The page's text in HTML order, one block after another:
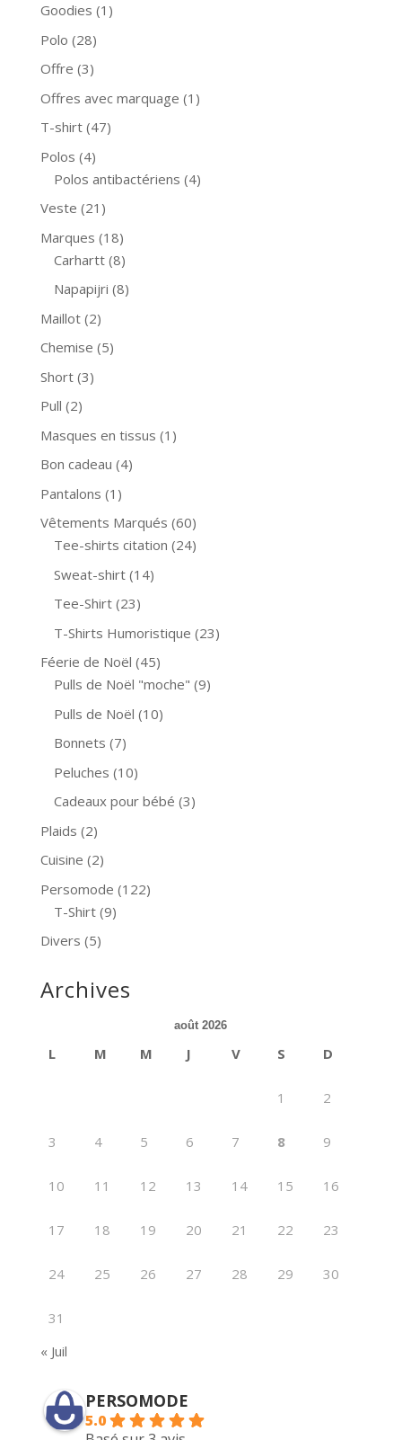
Goodies (1)
Polo (28)
Offre (3)
Offres avec marquage (1)
T-shirt (47)
Polos (4)
Polos antibactériens (4)
Veste (21)
Marques (18)
Carhartt (8)
Napapijri (8)
Maillot (2)
Chemise (5)
Short (3)
Pull (2)
Masques en tissus (1)
Bon cadeau (4)
Pantalons (1)
Vêtements Marqués (60)
Tee-shirts citation (24)
Sweat-shirt (14)
Tee-Shirt (23)
T-Shirts Humoristique (23)
Féerie de Noël (45)
Pulls de Noël "moche" (9)
Pulls de Noël (10)
Bonnets (7)
Peluches (10)
Cadeaux pour bébé (3)
Plaids (2)
Cuisine (2)
Persomode (122)
T-Shirt (9)
Divers (5)
Archives
août 2026
L M M J V S D
1 2
3 4 5 6 7 8 9
10 11 12 13 14 15 16
17 18 19 20 21 22 23
24 25 26 27 28 29 30
31
« Juil
PERSOMODE
5.0